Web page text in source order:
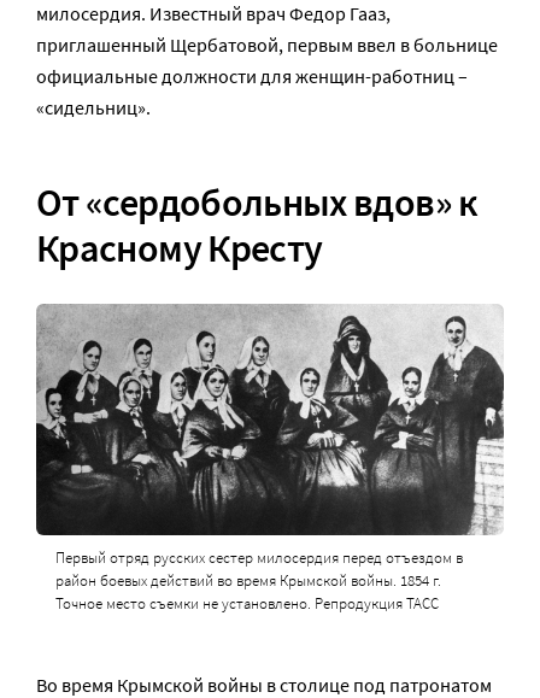
милосердия. Известный врач Федор Гааз,
приглашенный Щербатовой, первым ввел в больнице
официальные должности для женщин-работниц –
«сидельниц».
От «сердобольных вдов» к
Красному Кресту
Первый отряд русских сестер милосердия перед отъездом в
район боевых действий во время Крымской войны. 1854 г.
Точное место съемки не установлено. Репродукция ТАСС
Во время Крымской войны в столице под патронатом